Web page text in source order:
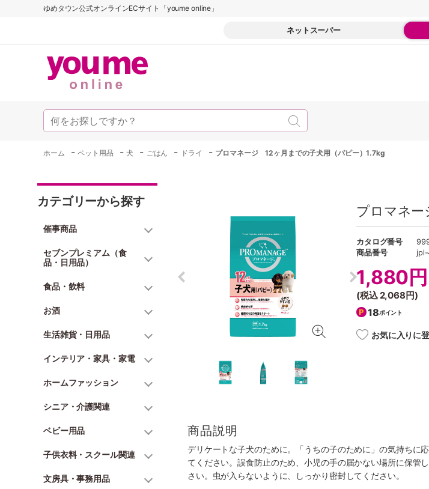
ゆめタウン公式オンラインECサイト「youme online」
ネットスーパー
ホーム -ペット用品 -犬 - ごはん - ドライ - プロマネージ 12ヶ月までの子犬用（パピー）1.7kg
カテゴリーから探す
催事商品
セブンプレミアム（食
品・日用品）
食品・飲料
お酒
生活雑貨・日用品
インテリア・家具・家電
ホームファッション
シニア・介護関連
ベビー用品
子供衣料・スクール関連
文房具・事務用品
プロマネ
カタログ番号
商品番号
1,880円
(税込2,068円)
18ポイント
お気に入りに
商品説明
デリケートな子犬のために。「うちの子のために」の気持ちに
てください。誤食防止のため、小児の手の届かない場所に保管
さい。虫が入らないように、しっかり密封してください。